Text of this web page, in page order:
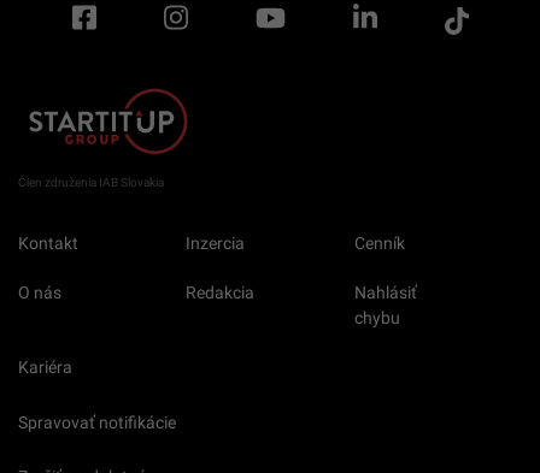
Člen združenia IAB Slovakia
Kontakt Inzercia Cenník
O nás Redakcia
Nahlásiť
chybu
Kariéra
Spravovať notifikácie